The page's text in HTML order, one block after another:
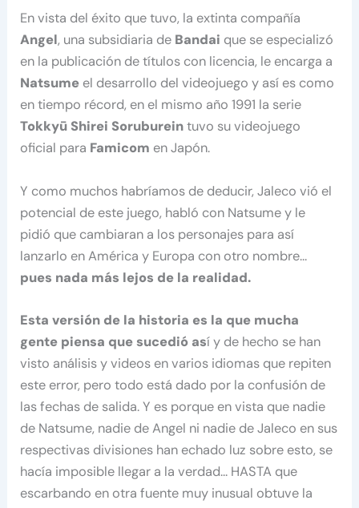
En vista del éxito que tuvo, la extinta compañía
Angel, una subsidiaria de Bandai que se especializó
en la publicación de títulos con licencia, le encarga a
Natsume el desarrollo del videojuego y así es como
en tiempo récord, en el mismo año 1991 la serie
Tokkyū Shirei Sorubureintuvo su videojuego
oficial para Famicom en Japón.
Y como muchos habríamos de deducir, Jaleco vió el
potencial de este juego, habló con Natsume y le
pidió que cambiaran a los personajes para así
lanzarlo en América y Europa con otro nombre…
pues nada más lejos de la realidad.
Esta versión de la historia es la que mucha
gente piensa que sucedió así y de hecho se han
visto análisis y videos en varios idiomas que repiten
este error, pero todo está dado por la confusión de
las fechas de salida. Y es porque en vista que nadie
de Natsume, nadie de Angel ni nadie de Jaleco en sus
respectivas divisiones han echado luz sobre esto, se
hacía imposible llegar a la verdad… HASTA que
escarbando en otra fuente muy inusual obtuve la